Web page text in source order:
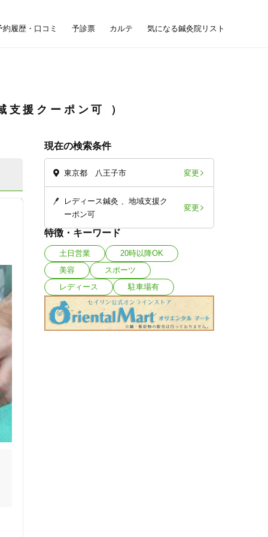
約履歴・口コミ 予診票 カルテ 気になる鍼灸院リスト
支援クーポン可
現在の検索条件
東京都 八王子市 変更
レディース鍼灸
地域支援ク
ーポン可
変更
特徴・キーワード
土日営業
20時以降OK
美容
スポーツ
レディース
駐車場有